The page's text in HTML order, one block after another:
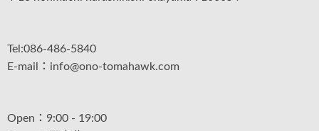
Tel:086-486-5840
E-mail：info@ono-tomahawk.com
Open：9:00 - 19:00